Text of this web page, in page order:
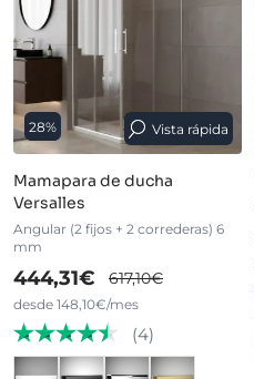
28% Vista rápida
Mamapara de ducha
Versalles
Angular (2 fijos + 2 correderas) 6
mm
444,31€ 617,10€
desde 148,10€/mes
(4)